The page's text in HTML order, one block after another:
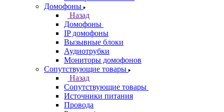
Домофоны
Назад
Домофоны
IP домофоны
Вызывные блоки
Аудиотрубки
Мониторы домофонов
Сопутствующие товары
Назад
Сопутствующие товары
Источники питания
Провода